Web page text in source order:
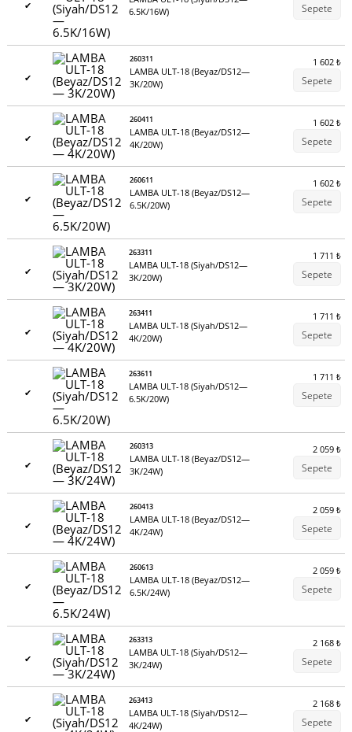
✔
6.5K/16W)
Sepete
✔
260311
LAMBA ULT-18 (Beyaz/DS12—
3K/20W)
1 602₺
Sepete
✔
260411
LAMBA ULT-18 (Beyaz/DS12—
4K/20W)
1 602₺
Sepete
✔
260611
LAMBA ULT-18 (Beyaz/DS12—
6.5K/20W)
1 602₺
Sepete
✔
263311
LAMBA ULT-18 (Siyah/DS12—
3K/20W)
1 711₺
Sepete
✔
263411
LAMBA ULT-18 (Siyah/DS12—
4K/20W)
1 711₺
Sepete
✔
263611
LAMBA ULT-18 (Siyah/DS12—
6.5K/20W)
1 711₺
Sepete
✔
260313
LAMBA ULT-18 (Beyaz/DS12—
3K/24W)
2 059₺
Sepete
✔
260413
LAMBA ULT-18 (Beyaz/DS12—
4K/24W)
2 059₺
Sepete
✔
260613
LAMBA ULT-18 (Beyaz/DS12—
6.5K/24W)
2 059₺
Sepete
✔
263313
LAMBA ULT-18 (Siyah/DS12—
3K/24W)
2 168₺
Sepete
✔
263413
LAMBA ULT-18 (Siyah/DS12—
4K/24W)
2 168₺
Sepete